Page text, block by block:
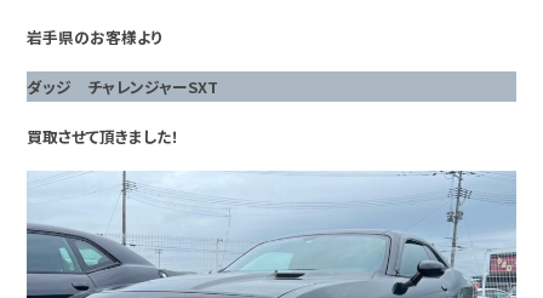
岩手県のお客様より
ダッジ チャレンジャーSXT
買取させて頂きました！